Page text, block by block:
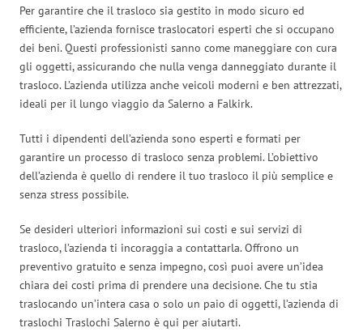
Per garantire che il trasloco sia gestito in modo sicuro ed
efficiente, l’azienda fornisce traslocatori esperti che si occupano
dei beni. Questi professionisti sanno come maneggiare con cura
gli oggetti, assicurando che nulla venga danneggiato durante il
trasloco. L’azienda utilizza anche veicoli moderni e ben attrezzati,
ideali per il lungo viaggio da Salerno a Falkirk.
Tutti i dipendenti dell’azienda sono esperti e formati per
garantire un processo di trasloco senza problemi. L’obiettivo
dell’azienda è quello di rendere il tuo trasloco il più semplice e
senza stress possibile.
Se desideri ulteriori informazioni sui costi e sui servizi di
trasloco, l’azienda ti incoraggia a contattarla. Offrono un
preventivo gratuito e senza impegno, così puoi avere un’idea
chiara dei costi prima di prendere una decisione. Che tu stia
traslocando un’intera casa o solo un paio di oggetti, l’azienda di
traslochi Traslochi Salerno è qui per aiutarti.